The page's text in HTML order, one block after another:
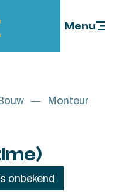
Menu
Monteur
onbekend